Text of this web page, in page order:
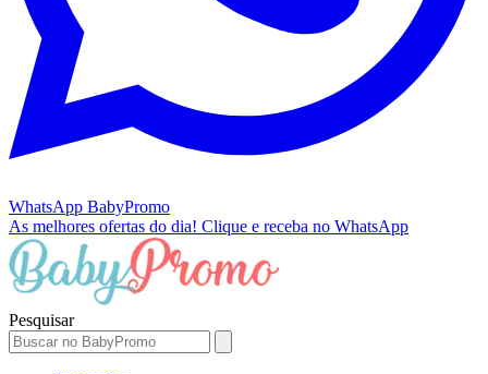
WhatsApp BabyPromo
As melhores ofertas do dia! Clique e receba no WhatsApp
Pesquisar